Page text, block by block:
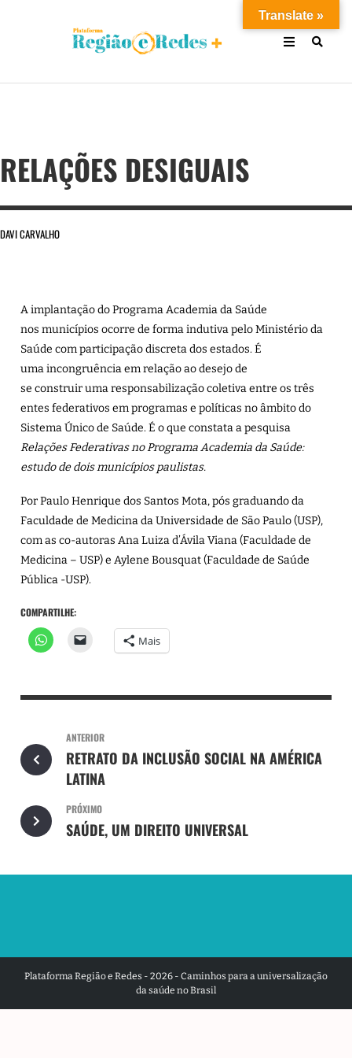
RELAÇÕES DESIGUAIS
DAVI CARVALHO
A implantação do Programa Academia da Saúde
nos municípios ocorre de forma indutiva pelo Ministério da
Saúde com participação discreta dos estados. É
uma incongruência em relação ao desejo de
se construir uma responsabilização coletiva entre os três
entes federativos em programas e políticas no âmbito do
Sistema Único de Saúde. É o que constata a pesquisa
Relações Federativas no Programa Academia da Saúde:
estudo de dois municípios paulistas.
Por Paulo Henrique dos Santos Mota, pós graduando da
Faculdade de Medicina da Universidade de São Paulo (USP),
com as co-autoras Ana Luiza d’Ávila Viana (Faculdade de
Medicina – USP) e Aylene Bousquat (Faculdade de Saúde
Pública -USP).
COMPARTILHE:
Mais
ANTERIOR
RETRATO DA INCLUSÃO SOCIAL NA AMÉRICA
LATINA
PRÓXIMO
SAÚDE, UM DIREITO UNIVERSAL
Plataforma Região e Redes - 2026 - Caminhos para a universalização
da saúde no Brasil
Translate »